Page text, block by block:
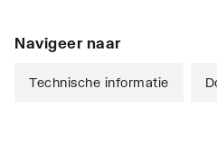
Navigeer naar
Technische informatie